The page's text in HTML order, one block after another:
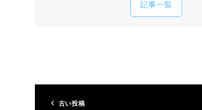
記事一覧
古い投稿